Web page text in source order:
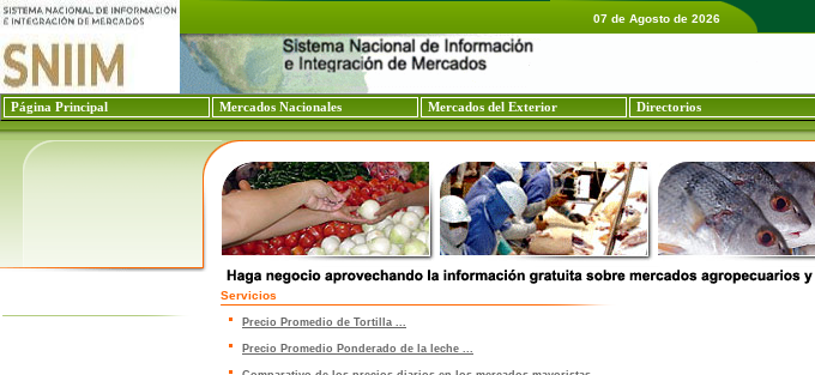
07 de Agosto de 2026
Página Principal Mercados Nacionales Mercados del Exterior Directorios